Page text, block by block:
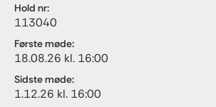
Hold nr:
113040
Første møde:
18.08.26 kl. 16:00
Sidste møde:
1.12.26 kl. 16:00